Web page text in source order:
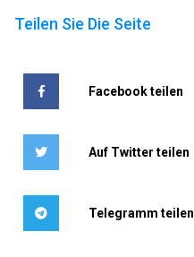
Teilen Sie Die Seite
Facebook teilen
Auf Twitter teilen
Telegramm teilen